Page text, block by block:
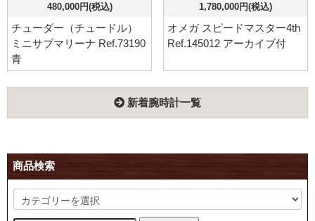
480,000円(税込)
チューダー（チュードル）
ミニサブマリーナ Ref.73190
青
1,780,000円(税込)
オメガ スピードマスター4th
Ref.145012 アーカイブ付
新着腕時計一覧
商品検索